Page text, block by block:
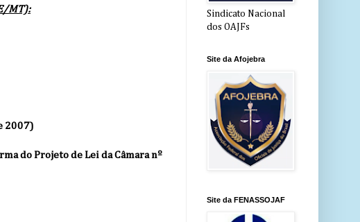
MT):
2007)
do Projeto de Lei da Câmara nº
Sindicato Nacional
dos OAJFs
Site da Afojebra
Site da FENASSOJAF